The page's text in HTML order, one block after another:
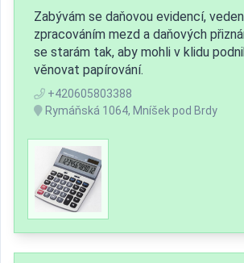
Zabývám se daňovou evidencí,
zpracováním mezd a daňových
se starám tak, aby mohli v klidu
věnovat papírování.
+420605803388
Rymáňská 1064, Mníšek pod Brdy